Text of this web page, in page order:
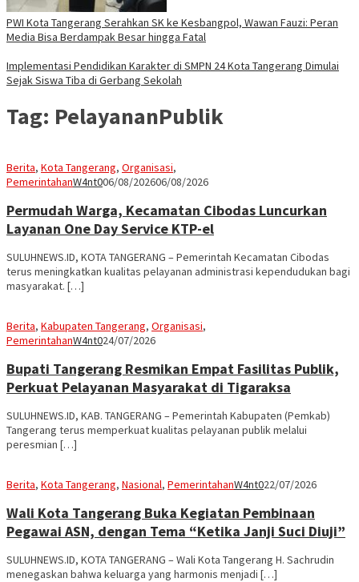
PWI Kota Tangerang Serahkan SK ke Kesbangpol, Wawan Fauzi: Peran
Media Bisa Berdampak Besar hingga Fatal
Implementasi Pendidikan Karakter di SMPN 24 Kota Tangerang Dimulai
Sejak Siswa Tiba di Gerbang Sekolah
Tag: PelayananPublik
Berita, Kota Tangerang, Organisasi,
PemerintahanW4nt006/08/202606/08/2026
Permudah Warga, Kecamatan Cibodas Luncurkan
Layanan One Day Service KTP-el
SULUHNEWS.ID, KOTA TANGERANG – Pemerintah Kecamatan Cibodas
terus meningkatkan kualitas pelayanan administrasi kependudukan bagi
masyarakat. […]
Berita, Kabupaten Tangerang, Organisasi,
PemerintahanW4nt024/07/2026
Bupati Tangerang Resmikan Empat Fasilitas Publik,
Perkuat Pelayanan Masyarakat di Tigaraksa
SULUHNEWS.ID, KAB. TANGERANG – Pemerintah Kabupaten (Pemkab)
Tangerang terus memperkuat kualitas pelayanan publik melalui
peresmian […]
Berita, Kota Tangerang, Nasional, PemerintahanW4nt022/07/2026
Wali Kota Tangerang Buka Kegiatan Pembinaan
Pegawai ASN, dengan Tema “Ketika Janji Suci Diuji”
SULUHNEWS.ID, KOTA TANGERANG – Wali Kota Tangerang H. Sachrudin
menegaskan bahwa keluarga yang harmonis menjadi […]